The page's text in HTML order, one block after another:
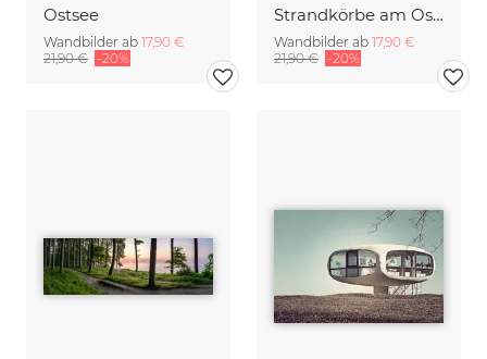
Ostsee
Wandbilder ab 17,90 €
21,90 € -20%
Strandkörbe am Ostseestrand auf Rügen
Wandbilder ab 17,90 €
21,90 € -20%